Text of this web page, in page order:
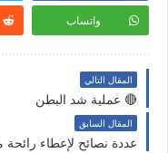
واتساب
المقال التالي
🔴 عملية شد البطن
المقال السابق
عددة نصائح لإعطاء رائحة